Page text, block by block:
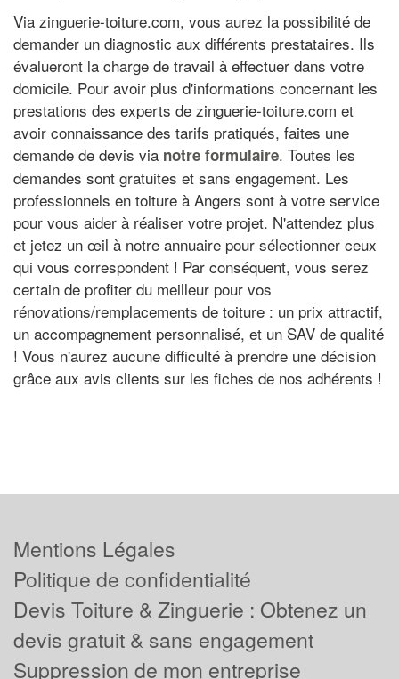
Via zinguerie-toiture.com, vous aurez la possibilité de
demander un diagnostic aux différents prestataires. Ils
évalueront la charge de travail à effectuer dans votre
domicile. Pour avoir plus d'informations concernant les
prestations des experts de zinguerie-toiture.com et
avoir connaissance des tarifs pratiqués, faites une
demande de devis via notre formulaire. Toutes les
demandes sont gratuites et sans engagement. Les
professionnels en toiture à Angers sont à votre service
pour vous aider à réaliser votre projet. N'attendez plus
et jetez un œil à notre annuaire pour sélectionner ceux
qui vous correspondent ! Par conséquent, vous serez
certain de profiter du meilleur pour vos
rénovations/remplacements de toiture : un prix attractif,
un accompagnement personnalisé, et un SAV de qualité
! Vous n'aurez aucune difficulté à prendre une décision
grâce aux avis clients sur les fiches de nos adhérents !
Mentions Légales
Politique de confidentialité
Devis Toiture & Zinguerie : Obtenez un
devis gratuit & sans engagement
Suppression de mon entreprise